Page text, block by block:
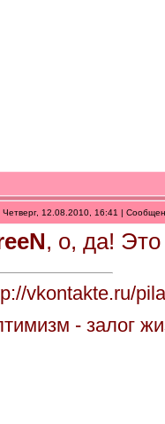
Четверг, 12.08.2010, 16:41 |
, о, да!
vkontakte.ru/
- залог